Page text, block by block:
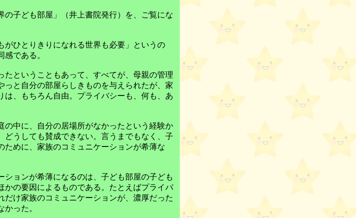
子ども部屋」（井上書院発行）を、ご覧にな
ひとりきりになれる世界も必要」というの
である。
ということもあって、すべてが、母親の管理
と自分の部屋らしきものを与えられたが、家
、もちろん自由。プライバシーも、何も、あ
中に、自分の居場所がなかったという経験か
どうしても賛成できない。言うまでもなく、子
ために、家族のコミュニケーションが希薄な
ョンが希薄になるのは、子ども部屋の子ども
かの要因によるものである。たとえばプライバ
だけ家族のコミュニケーションが、濃厚だった
った。